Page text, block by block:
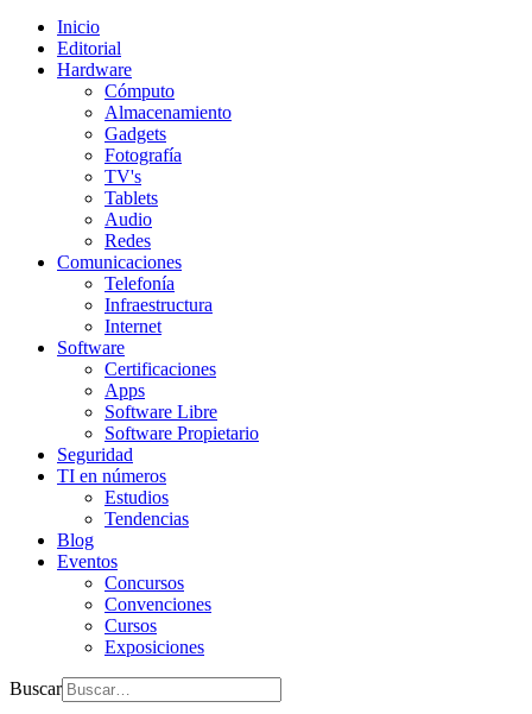
Inicio
Editorial
Hardware
Cómputo
Almacenamiento
Gadgets
Fotografía
TV's
Tablets
Audio
Redes
Comunicaciones
Telefonía
Infraestructura
Internet
Software
Certificaciones
Apps
Software Libre
Software Propietario
Seguridad
TI en números
Estudios
Tendencias
Blog
Eventos
Concursos
Convenciones
Cursos
Exposiciones
Buscar